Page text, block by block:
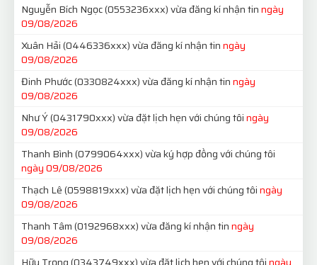
Nguyễn Bích Ngọc(0553236xxx)vừa đăng kí nhận tinngày
09/08/2026
Xuân Hải(0446336xxx)vừa đăng kí nhận tinngày
09/08/2026
Đinh Phước(0330824xxx)vừa đăng kí nhận tinngày
09/08/2026
Như Ý(0431790xxx)vừa đặt lịch hẹn với chúng tôingày
09/08/2026
Thanh Bình(0799064xxx)vừa ký hợp đồng với chúng tôi
ngày 09/08/2026
Thạch Lê(0598819xxx)vừa đặt lịch hẹn với chúng tôingày
09/08/2026
Thanh Tâm(0192968xxx)vừa đăng kí nhận tinngày
09/08/2026